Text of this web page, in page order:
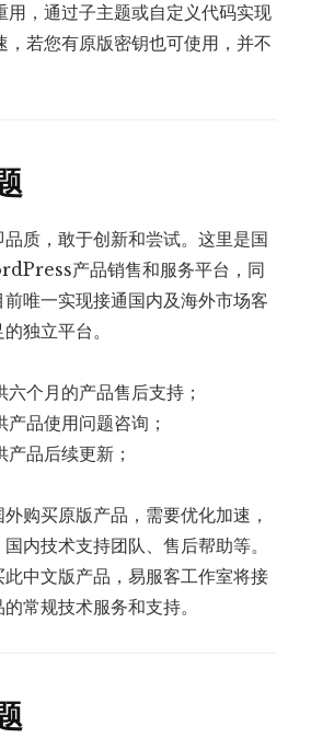
用，通过子主题或自定义代码实现
，若您有原版密钥也可使用，并不
品质，敢于创新和尝试。这里是国
产品销售和服务平台，同
前唯一实现接通国内及海外市场客
独立平台。
六个月的产品售后支持；
产品使用问题咨询；
产品后续更新；
购买原版产品，需要优化加速，
内技术支持团队、售后帮助等。
中文版产品，易服客工作室将接
常规技术服务和支持。